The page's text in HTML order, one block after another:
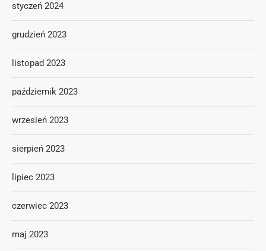
styczeń 2024
grudzień 2023
listopad 2023
październik 2023
wrzesień 2023
sierpień 2023
lipiec 2023
czerwiec 2023
maj 2023